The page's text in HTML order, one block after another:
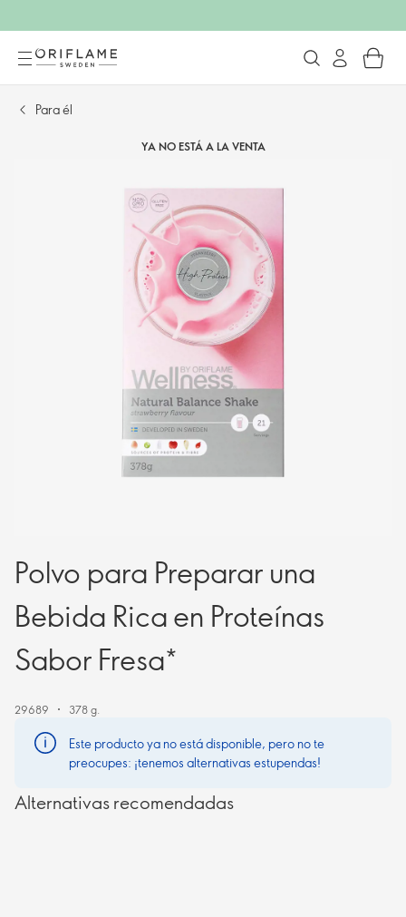
Para él
YA NO ESTÁ A LA VENTA
Polvo para Preparar una
Bebida Rica en Proteínas
Sabor Fresa*
29689 378 g.
Este producto ya no está disponible, pero no te
preocupes: ¡tenemos alternativas estupendas!
Alternativas recomendadas